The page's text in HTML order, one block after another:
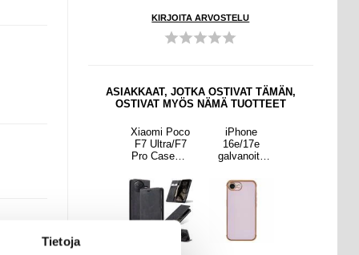
Tietoja
KIRJOITA ARVOSTELU
ASIAKKAAT, JOTKA OSTIVAT TÄMÄN,
OSTIVAT MYÖS NÄMÄ TUOTTEET
Xiaomi Poco
F7 Ultra/F7
Pro Caseme
Lompakkokot
elo - Musta
iPhone
16e/17e
galvanoitu
TPU-kotelo